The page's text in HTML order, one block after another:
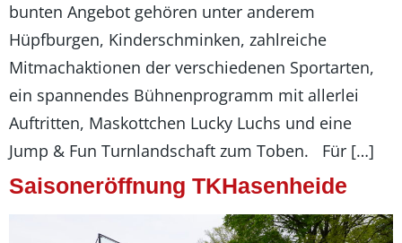
bunten Angebot gehören unter anderem
Hüpfburgen, Kinderschminken, zahlreiche
Mitmachaktionen der verschiedenen Sportarten,
ein spannendes Bühnenprogramm mit allerlei
Auftritten, Maskottchen Lucky Luchs und eine
Jump & Fun Turnlandschaft zum Toben. Für […]
Saisoneröffnung TKHasenheide